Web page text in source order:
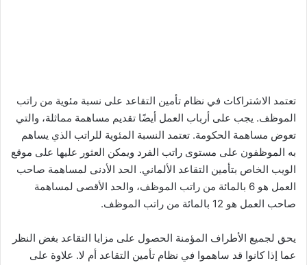
تعتمد الاشتراكات في نظام تأمين التقاعد على نسبة مئوية من راتب
الموظف. يجب على أرباب العمل أيضًا تقديم مساهمة مماثلة، والتي
تعوض مساهمة الحكومة. تعتمد النسبة المئوية للراتب الذي يساهم
به الموظفون على مستوى راتب الفرد ويمكن العثور عليها على موقع
الويب الخاص بتأمين التقاعد الألماني. الحد الأدنى لمساهمة صاحب
العمل هو 6 بالمائة من راتب الموظف، والحد الأقصى لمساهمة
صاحب العمل هو 12 بالمائة من راتب الموظف.
يحق لجميع الأطراف المؤمنة الحصول على مزايا التقاعد بغض النظر
عما إذا كانوا قد ساهموا في نظام تأمين التقاعد أم لا. علاوة على